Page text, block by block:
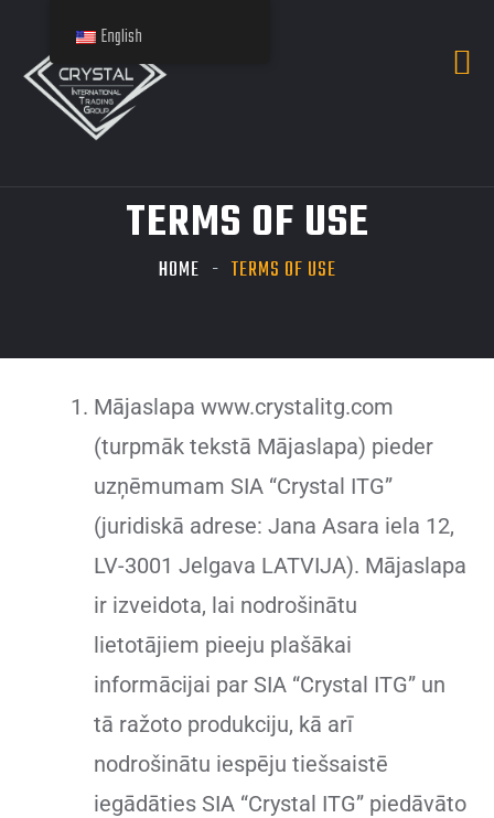
TERMS OF USE
HOME TERMS OF USE
Mājaslapa www.crystalitg.com
(turpmāk tekstā Mājaslapa) pieder
uzņēmumam SIA “Crystal ITG”
(juridiskā adrese: Jana Asara iela 12,
LV-3001 Jelgava LATVIJA). Mājaslapa
ir izveidota, lai nodrošinātu
lietotājiem pieeju plašākai
informācijai par SIA “Crystal ITG” un
tā ražoto produkciju, kā arī
nodrošinātu iespēju tiešsaistē
iegādāties SIA “Crystal ITG” piedāvāto
English